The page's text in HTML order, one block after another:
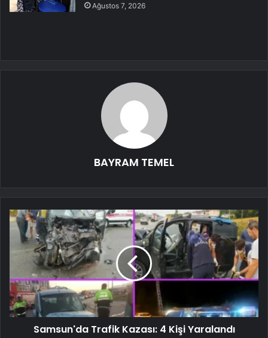
Ağustos 7, 2026
BAYRAM TEMEL
Samsun'da Trafik Kazası: 4 Kişi Yaralandı